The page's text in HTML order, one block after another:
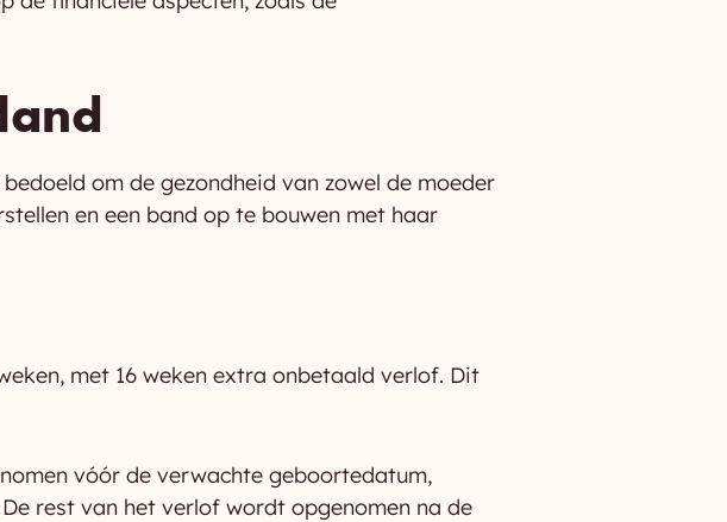
om de gezondheid van zowel de moeder
en een band op te bouwen met haar
met 16 weken extra onbetaald verlof. Dit
vóór de verwachte geboortedatum,
rest van het verlof wordt opgenomen na de